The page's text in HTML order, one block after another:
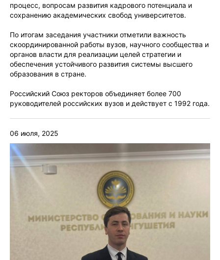
процесс, вопросам развития кадрового потенциала и
сохранению академических свобод университетов.
По итогам заседания участники отметили важность
скоординированной работы вузов, научного сообщества и
органов власти для реализации целей стратегии и
обеспечения устойчивого развития системы высшего
образования в стране.
Российский Союз ректоров объединяет более 700
руководителей российских вузов и действует с 1992 года.
06 июля, 2025